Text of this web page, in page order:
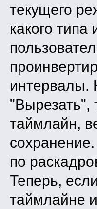
текущего
какого
интервалы.
"Вырезать",
таймлайн,
по
Теперь,
таймлайне